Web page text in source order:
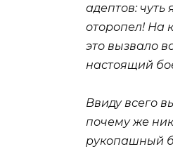
адептов:
оторопел! На
это вызвало
настоящий
Ввиду всего
почему же
рукопашный